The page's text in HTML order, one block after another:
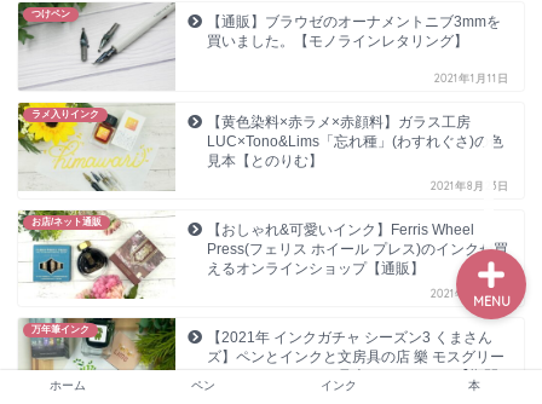
つけペン
【通販】ブラウゼのオーナメントニブ3mmを
買いました。【モノラインレタリング】
2021年1月11日
ラメ入りインク
【黄色染料×赤ラメ×赤顔料】ガラス工房
LUC×Tono&Lims「忘れ種」(わすれぐさ)の色
見本【とのりむ】
2021年8月23日
お店/ネット通販
【おしゃれ&可愛いインク】Ferris Wheel
Press(フェリス ホイール プレス)のインクが買
えるオンラインショップ【通販】
2021年8月23日
万年筆インク
【2021年 インクガチャ シーズン3 くまさん
ズ】ペンとインクと文房具の店 樂 モスグリー
ンくまさんのインク見本 Tono&Lims【期間
限定】
ホーム ペン インク 本
MENU
ペン